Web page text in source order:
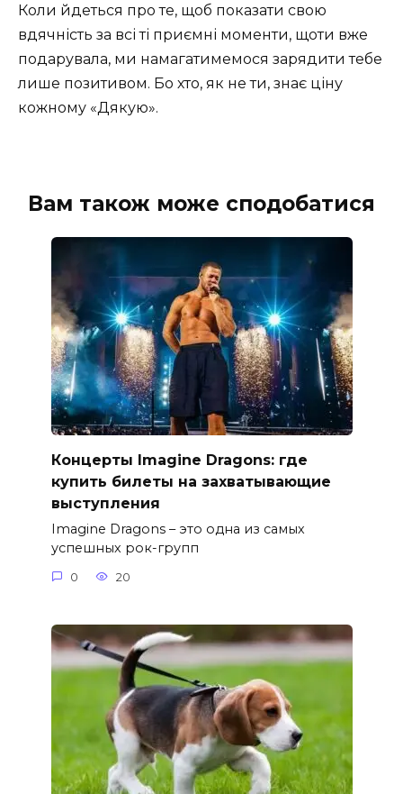
Коли йдеться про те, щоб показати свою
вдячність за всі ті приємні моменти, щоти вже
подарувала, ми намагатимемося зарядити тебе
лише позитивом. Бо хто, як не ти, знає ціну
кожному «Дякую».
Вам також може сподобатися
Концерты Imagine Dragons: где
купить билеты на захватывающие
выступления
Imagine Dragons – это одна из самых
успешных рок-групп
0 20